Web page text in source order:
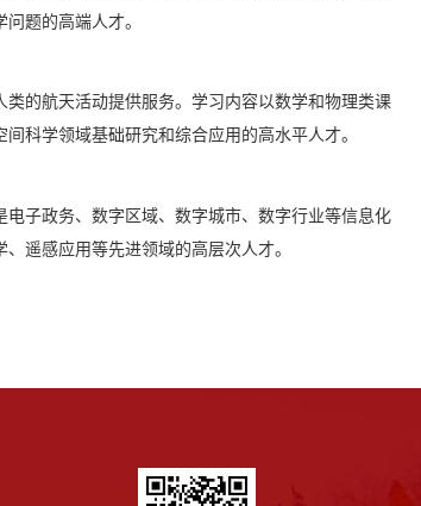
题的高端人才。
的航天活动提供服务。学习内容以数学和物理类课
科学领域基础研究和综合应用的高水平人才。
子政务、数字区域、数字城市、数字行业等信息化
遥感应用等先进领域的高层次人才。